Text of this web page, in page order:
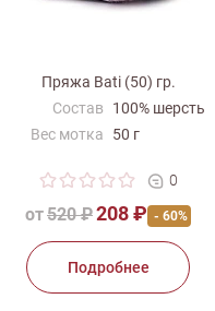
Пряжа Bati (50) гр.
от520 ₽208 ₽ - 60%
Состав
100% шерсть
Вес мотка
50 г
Производитель Schulana
0
Подробнее